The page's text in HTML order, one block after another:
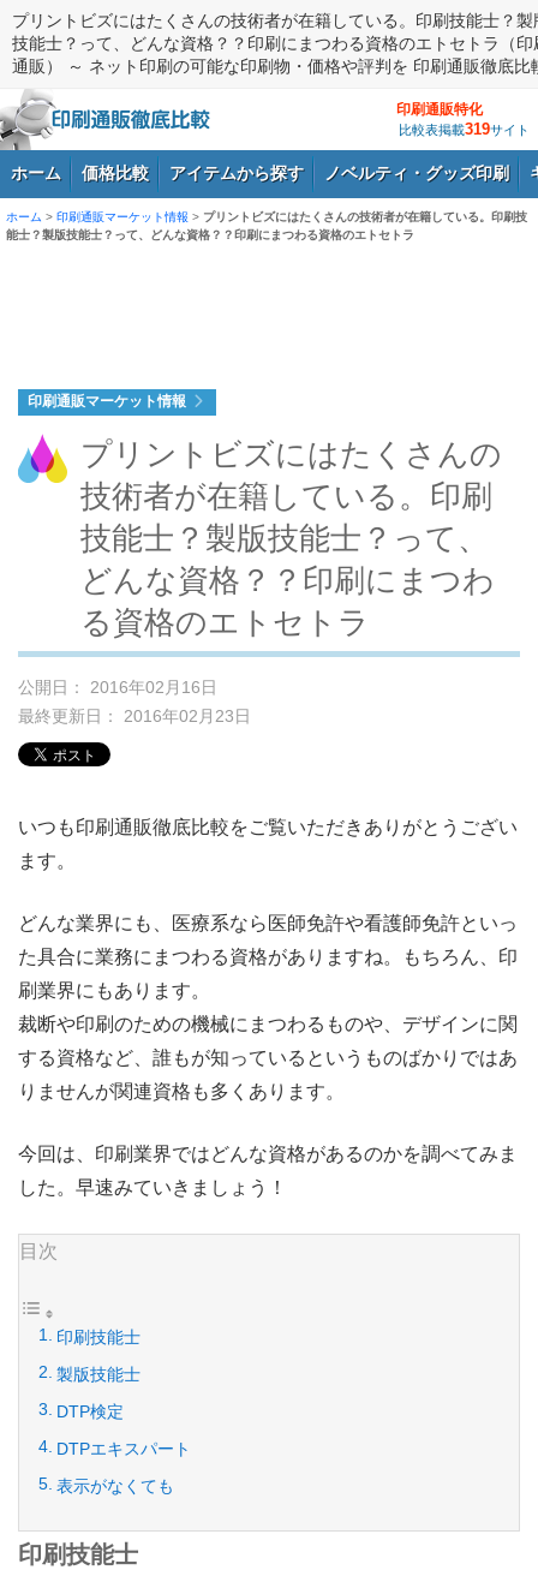
プリントビズにはたくさんの技術者が在籍している。印刷技能士？製
技能士？って、どんな資格？？印刷にまつわる資格のエトセトラ（印
通販） ～ ネット印刷の可能な印刷物・価格や評判を 印刷通販徹底比
印刷通販特化
比較表掲載319サイト
ホーム 価格比較 アイテムから探す ノベルティ・グッズ印刷
ホーム > 印刷通販マーケット情報 > プリントビズにはたくさんの技術者が在籍している。印刷技
能士？製版技能士？って、どんな資格？？印刷にまつわる資格のエトセトラ
印刷通販マーケット情報
プリントビズにはたくさんの
技術者が在籍している。印刷
技能士？製版技能士？って、
どんな資格？？印刷にまつわ
る資格のエトセトラ
公開日： 2016年02月16日
最終更新日： 2016年02月23日
いつも印刷通販徹底比較をご覧いただきありがとうござい
ます。
どんな業界にも、医療系なら医師免許や看護師免許といっ
た具合に業務にまつわる資格がありますね。もちろん、印
刷業界にもあります。
裁断や印刷のための機械にまつわるものや、デザインに関
する資格など、誰もが知っているというものばかりではあ
りませんが関連資格も多くあります。
今回は、印刷業界ではどんな資格があるのかを調べてみま
した。早速みていきましょう！
目次
印刷技能士
製版技能士
DTP検定
DTPエキスパート
表示がなくても
印刷技能士